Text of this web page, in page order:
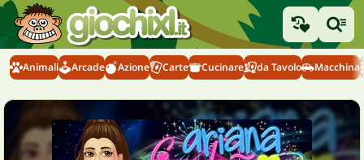
Animali Arcade Azione Carte Cucinare da Tavolo Macchina